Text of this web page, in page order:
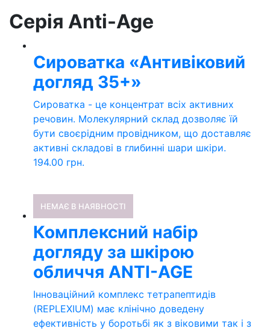
Серія Anti-Age
Сироватка «Антивіковий
догляд 35+»
Сироватка - це концентрат всіх активних
речовин. Молекулярний склад дозволяє їй
бути своєрідним провідником, що доставляє
активні складові в глибинні шари шкіри.
194.00 грн.
НЕМАЄ В НАЯВНОСТІ
Комплексний набір
догляду за шкірою
обличчя ANTI-AGE
Інноваційний комплекс тетрапептидів
(REPLEXIUM) має клінічно доведену
ефективність у боротьбі як з віковими так і з